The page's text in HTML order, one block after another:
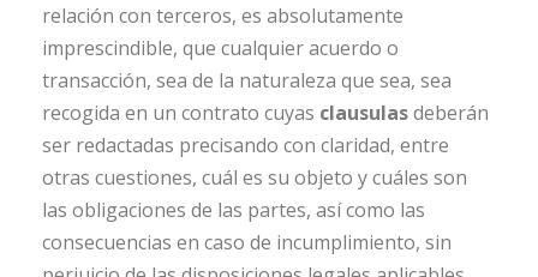
relación con terceros, es absolutamente
imprescindible, que cualquier acuerdo o
transacción, sea de la naturaleza que sea, sea
recogida en un contrato cuyas clausulasdeberán
ser redactadas precisando con claridad, entre
otras cuestiones, cuál es su objeto y cuáles son
las obligaciones de las partes, así como las
consecuencias en caso de incumplimiento, sin